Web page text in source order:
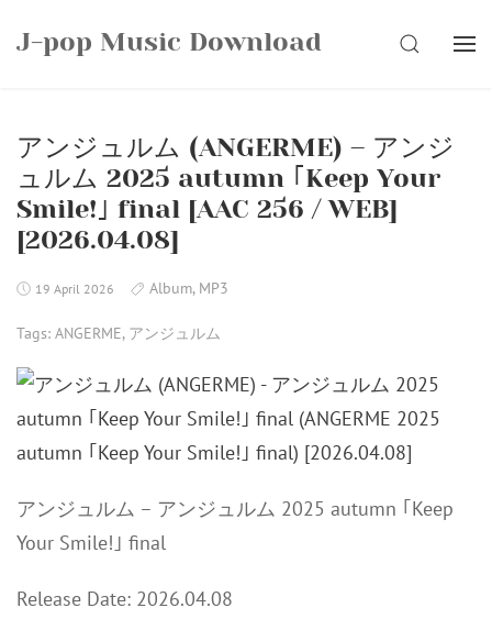
J-pop Music Download SEARCH
アンジュルム (ANGERME) – アンジ
ュルム 2025 autumn ｢Keep Your
Smile!｣ final [AAC 256 / WEB]
[2026.04.08]
19 April 2026 Album, MP3
Tags: ANGERME, アンジュルム
アンジュルム – アンジュルム 2025 autumn ｢Keep
Your Smile!｣ final
Release Date: 2026.04.08